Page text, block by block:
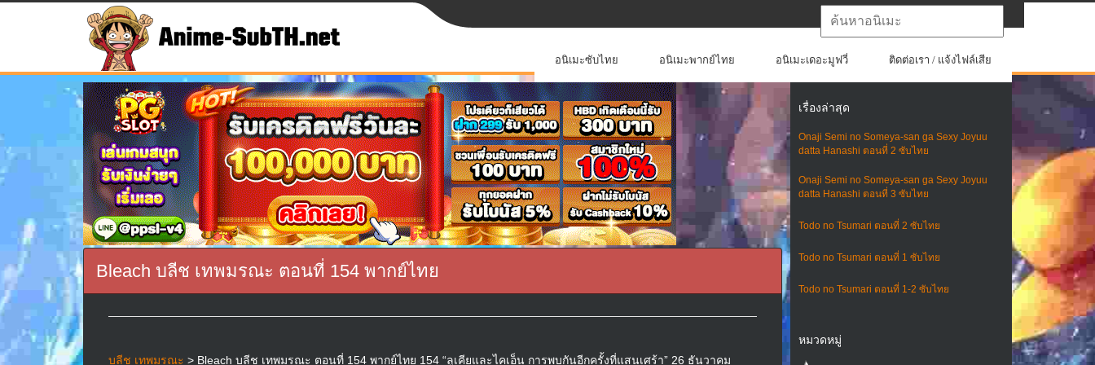
อนิเมะซับไทย อนิเมะพากย์ไทย อนิเมะเดอะมูฟวี่ ติดต่อเรา / แจ้งไฟล์เสีย
เรื่องล่าสุด
Onaji Semi no Someya-san ga Sexy Joyuu
datta Hanashi ตอนที่ 2 ซับไทย
Onaji Semi no Someya-san ga Sexy Joyuu
datta Hanashi ตอนที่ 3 ซับไทย
Todo no Tsumari ตอนที่ 2 ซับไทย
Todo no Tsumari ตอนที่ 1 ซับไทย
Todo no Tsumari ตอนที่ 1-2 ซับไทย
หมวดหมู่
Bleach บลีช เทพมรณะ ตอนที่ 154 พากย์ไทย
บลีช เทพมรณะ > Bleach บลีช เทพมรณะ ตอนที่ 154 พากย์ไทย 154 “ลูเคียและไคเอ็น การพบกันอีกครั้งที่แสนเศร้า” 26 ธันวาคม